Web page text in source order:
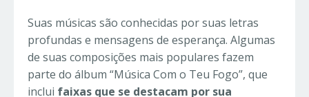
Suas músicas são conhecidas por suas letras
profundas e mensagens de esperança. Algumas
de suas composições mais populares fazem
parte do álbum “Música Com o Teu Fogo”, que
inclui faixas que se destacam por sua